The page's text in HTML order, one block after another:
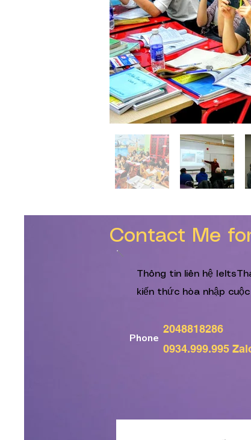
Contact Me
Thông tin liên hệ
kiến thức hòa nhập
2048818286
0934.999.995
Phone